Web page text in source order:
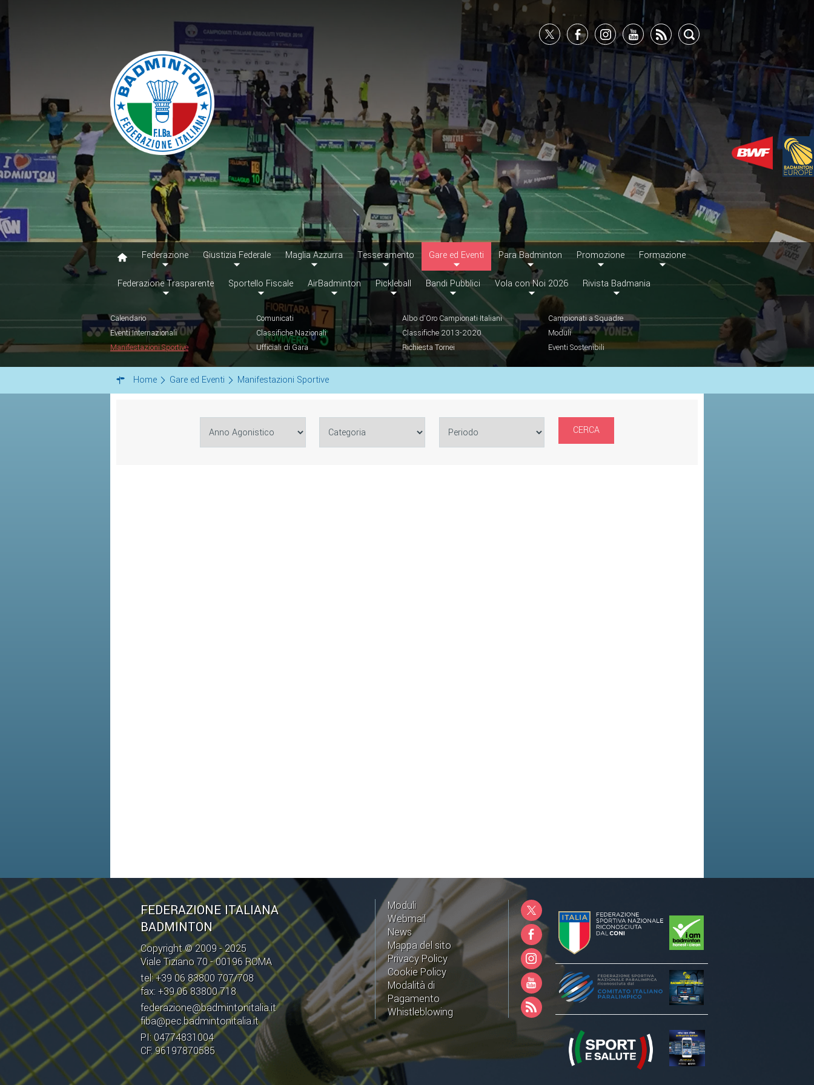
Federazione Giustizia Federale Maglia Azzurra Tesseramento Gare ed Eventi Para Badminton Promozione Formazione
Federazione Trasparente Sportello Fiscale AirBadminton Pickleball Bandi Pubblici Vola con Noi 2026 Rivista Badmania
Calendario Comunicati Albo d'Oro Campionati Italiani
Campionati a Squadre
Eventi Internazionali
Classifiche Nazionali Classifiche 2013-2020
Moduli
Manifestazioni Sportive
Ufficiali di Gara Richiesta Tornei Eventi Sostenibili
Home Gare ed Eventi Manifestazioni Sportive
CERCA
FEDERAZIONE ITALIANA
BADMINTON
Copyright © 2009 - 2025
Viale Tiziano 70 - 00196 ROMA
tel: +39 06 83800 707/708
fax: +39 06 83800 718
federazione@badmintonitalia.it
fiba@pec.badmintonitalia.it
PI: 04774831004
CF: 96197870585
Moduli
Webmail
News
Mappa del sito
Privacy Policy
Cookie Policy
Modalità di
Pagamento
Whistleblowing